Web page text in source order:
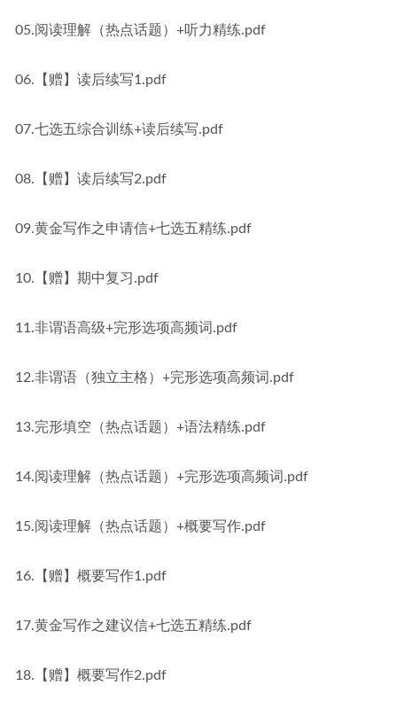
05.阅读理解（热点话题）+听力精练.pdf
06.【赠】读后续写1.pdf
07.七选五综合训练+读后续写.pdf
08.【赠】读后续写2.pdf
09.黄金写作之申请信+七选五精练.pdf
10.【赠】期中复习.pdf
11.非谓语高级+完形选项高频词.pdf
12.非谓语（独立主格）+完形选项高频词.pdf
13.完形填空（热点话题）+语法精练.pdf
14.阅读理解（热点话题）+完形选项高频词.pdf
15.阅读理解（热点话题）+概要写作.pdf
16.【赠】概要写作1.pdf
17.黄金写作之建议信+七选五精练.pdf
18.【赠】概要写作2.pdf